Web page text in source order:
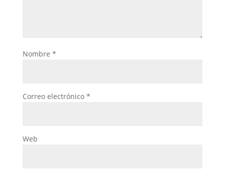
Nombre *
Correo electrónico *
Web